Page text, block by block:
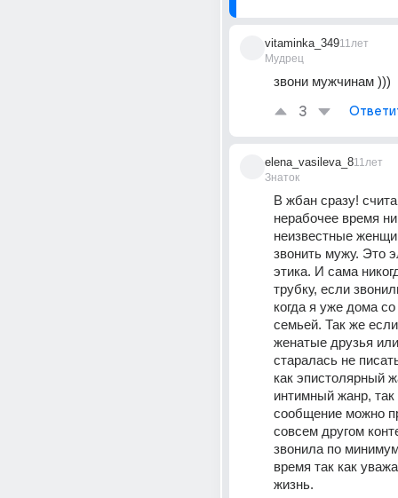
vitaminka_349
Мудрец
11лет
звони мужчинам )))
3
elena_vasileva_8
Знаток
11лет
В жбан сразу!
нерабочее время
неизвестные
звонить мужу. Это
этика. И сама
трубку, если
когда я уже дома
семьей. Так же
женатые друзья
старалась не
как эпистолярный
интимный жанр,
сообщение можно
совсем другом
звонила по
время так как
жизнь.